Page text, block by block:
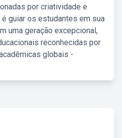
por criatividade e
guiar os estudantes em sua
uma geração excepcional,
reconhecidas por
globais -